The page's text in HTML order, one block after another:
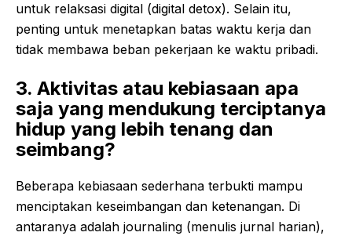
untuk relaksasi digital (digital detox). Selain itu,
penting untuk menetapkan batas waktu kerja dan
tidak membawa beban pekerjaan ke waktu pribadi.
3. Aktivitas atau kebiasaan apa
saja yang mendukung terciptanya
hidup yang lebih tenang dan
seimbang?
Beberapa kebiasaan sederhana terbukti mampu
menciptakan keseimbangan dan ketenangan. Di
antaranya adalah journaling (menulis jurnal harian),